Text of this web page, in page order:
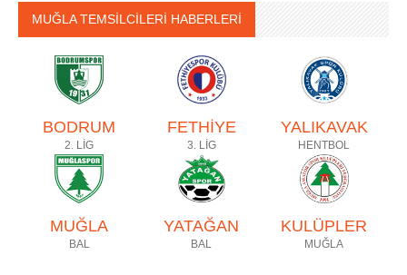
MUĞLA TEMSİLCİLERİ HABERLERİ
BODRUM
2. LİG
FETHİYE
3. LİG
YALIKAVAK
HENTBOL
MUĞLA
BAL
YATAĞAN
BAL
KULÜPLER
MUĞLA